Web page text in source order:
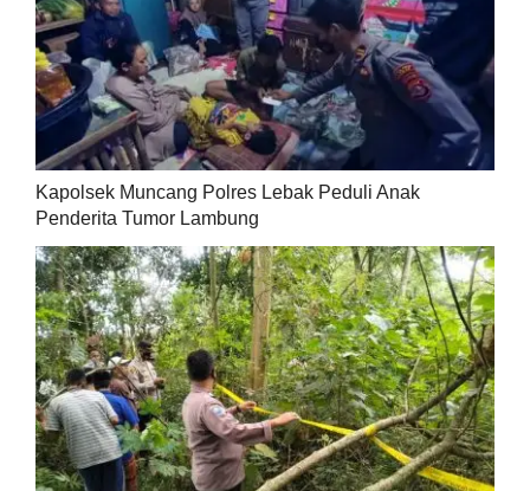
Kapolsek Muncang Polres Lebak Peduli Anak
Penderita Tumor Lambung